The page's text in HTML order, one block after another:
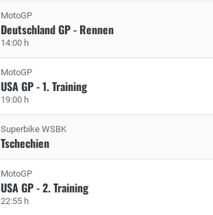
MotoGP
Deutschland GP - Rennen
14:00 h
MotoGP
USA GP - 1. Training
19:00 h
Superbike WSBK
Tschechien
MotoGP
USA GP - 2. Training
22:55 h